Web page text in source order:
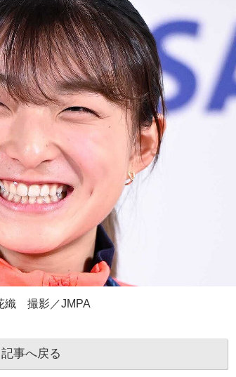
織 撮影／JMPA
記事へ戻る